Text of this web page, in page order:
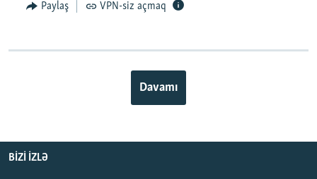
Paylaş VPN-siz açmaq
Davamı
BIZI IZLƏ